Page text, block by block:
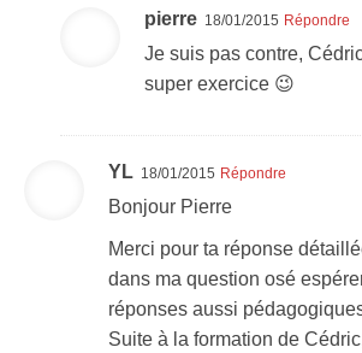
pierre 18/01/2015 Répondre
Je suis pas contre,
super exercice 😉
YL 18/01/2015 Répondre
Bonjour Pierre
Merci pour ta réponse
dans ma question osé
réponses aussi
Suite à la formation de